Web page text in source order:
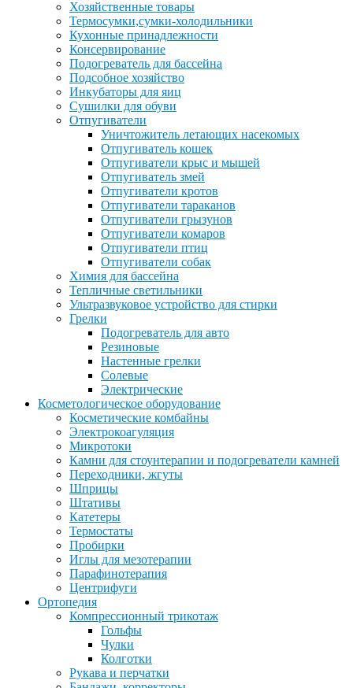
Хозяйственные товары
Термосумки,сумки-холодильники
Кухонные принадлежности
Консервирование
Подогреватель для бассейна
Подсобное хозяйство
Инкубаторы для яиц
Сушилки для обуви
Отпугиватели
Уничтожитель летающих насекомых
Отпугиватель кошек
Отпугиватели крыс и мышей
Отпугиватель змей
Отпугиватели кротов
Отпугиватели тараканов
Отпугиватели грызунов
Отпугиватели комаров
Отпугиватели птиц
Отпугиватели собак
Химия для бассейна
Тепличные светильники
Ультразвуковое устройство для стирки
Грелки
Подогреватель для авто
Резиновые
Настенные грелки
Солевые
Электрические
Косметологическое оборудование
Косметические комбайны
Электрокоагуляция
Микротоки
Камни для стоунтерапии и подогреватели камней
Переходники, жгуты
Шприцы
Штативы
Катетеры
Термостаты
Пробирки
Иглы для мезотерапии
Парафинотерапия
Центрифуги
Ортопедия
Компрессионный трикотаж
Гольфы
Чулки
Колготки
Рукава и перчатки